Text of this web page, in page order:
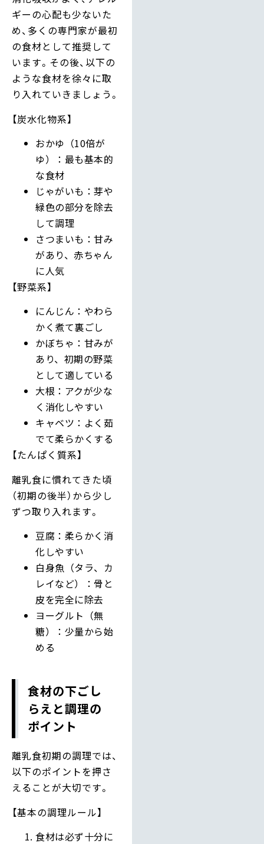
ギーの心配も少ないた
め、多くの専門家が最初
の食材として推奨して
います。その後、以下の
ような食材を徐々に取
り入れていきましょう。
【炭水化物系】
おかゆ（10倍が
ゆ）：最も基本的
な食材
じゃがいも：芽や
緑色の部分を除去
して調理
さつまいも：甘み
があり、赤ちゃん
に人気
【野菜系】
にんじん：やわら
かく煮て裏ごし
かぼちゃ：甘みが
あり、初期の野菜
として適している
大根：アクが少な
く消化しやすい
キャベツ：よく茹
でて柔らかくする
【たんぱく質系】
離乳食に慣れてきた頃
（初期の後半）から少し
ずつ取り入れます。
豆腐：柔らかく消
化しやすい
白身魚（タラ、カ
レイなど）：骨と
皮を完全に除去
ヨーグルト（無
糖）：少量から始
める
食材の下ごし
らえと調理の
ポイント
離乳食初期の調理では、
以下のポイントを押さ
えることが大切です。
【基本の調理ルール】
食材は必ず十分に